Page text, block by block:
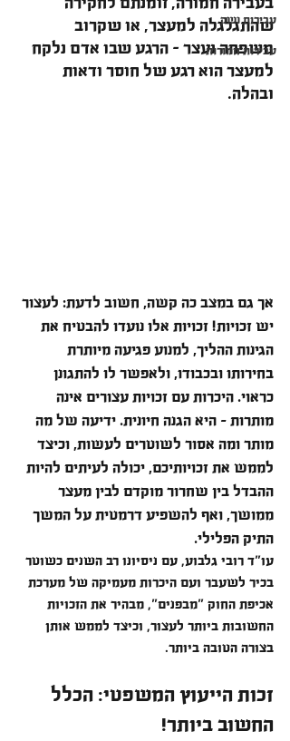
עבירות נשק
עבירות חמורות
שהתגלגלה למעצר, או שקרוב
משפחה נעצר – הרגע שבו אדם נלקח
למעצר הוא רגע של חוסר ודאות
ובהלה.
אך גם במצב כה קשה, חשוב לדעת: לעצור
יש זכויות! זכויות אלו נועדו להבטיח את
הגינות ההליך, למנוע פגיעה מיותרת
בחירותו ובכבודו, ולאפשר לו להתגונן
כראוי. היכרות עם זכויות עצורים אינה
מותרות – היא הגנה חיונית. ידיעה של מה
מותר ומה אסור לשוטרים לעשות, וכיצד
לממש את זכויותיכם, יכולה לעיתים להיות
ההבדל בין שחרור מוקדם לבין מעצר
ממושך, ואף להשפיע דרמטית על המשך
התיק הפלילי.
עו"ד רובי גלבוע, עם ניסיונו רב השנים כשוטר
בכיר לשעבר ועם היכרות מעמיקה של מערכת
אכיפת החוק "מבפנים", מבהיר את הזכויות
החשובות ביותר לעצור, וכיצד לממש אותן
בצורה הטובה ביותר.
זכות הייעוץ המשפטי: הכלל
החשוב ביותר!